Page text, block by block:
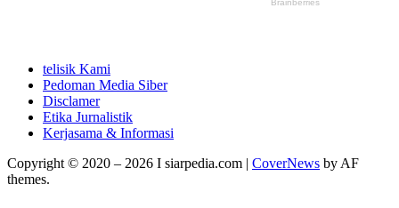
telisik Kami
Pedoman Media Siber
Disclamer
Etika Jurnalistik
Kerjasama & Informasi
Copyright © 2020 – 2026 I siarpedia.com | CoverNews by AF
themes.